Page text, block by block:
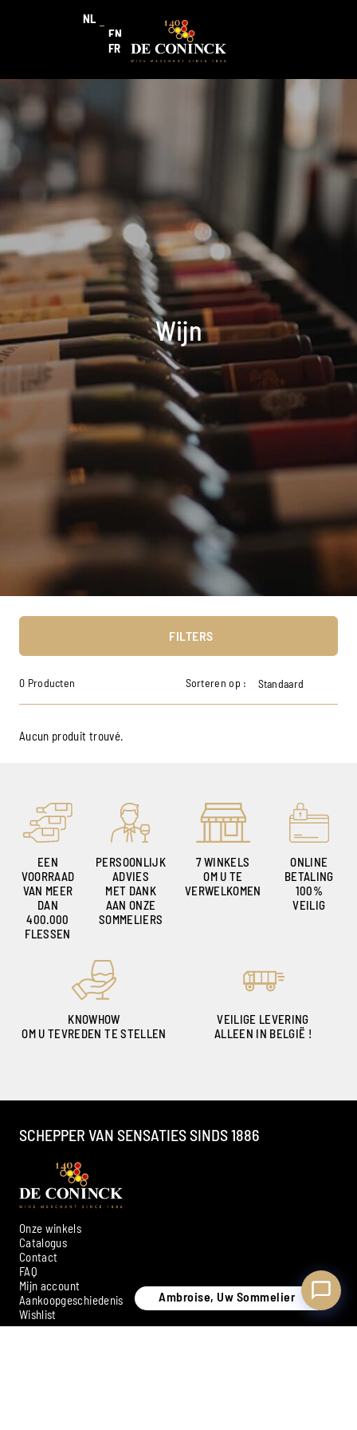
NL
EN
FR
Wijn
FILTERS
0 Producten Sorteren op : Standaard
Aucun produit trouvé.
EEN
VOORRAAD
VAN MEER
DAN
400.000
FLESSEN
PERSOONLIJK
ADVIES
MET DANK
AAN ONZE
SOMMELIERS
7 WINKELS
OM U TE
VERWELKOMEN
ONLINE
BETALING
100%
VEILIG
KNOWHOW
OM U TEVREDEN TE STELLEN
VEILIGE LEVERING
ALLEEN IN BELGIË !
Onze winkels
Catalogus
Contact
FAQ
Mijn account
Aankoopgeschiedenis
Wishlist
SCHEPPER VAN SENSATIES SINDS 1886
Ambroise, Uw Sommelier